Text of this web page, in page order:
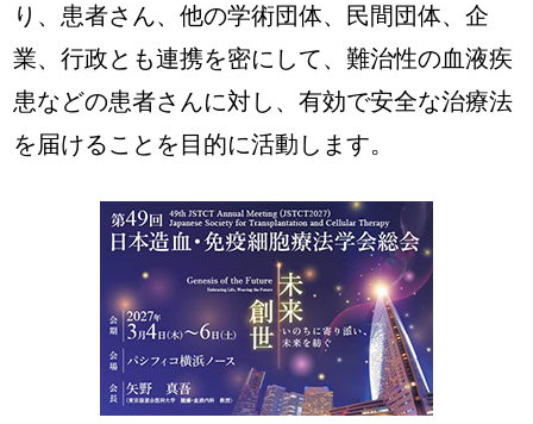
り、患者さん、他の学術団体、民間団体、企
業、行政とも連携を密にして、難治性の血液疾
患などの患者さんに対し、有効で安全な治療法
を届けることを目的に活動します。